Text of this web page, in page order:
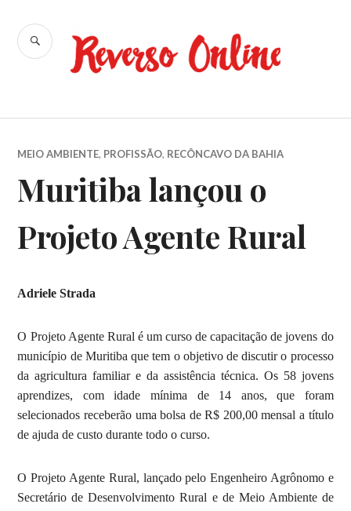
para
conteúdo
Reverso
BUSCA
MEIO AMBIENTE, PROFISSÃO, RECÔNCAVO DA BAHIA
Muritiba lançou o
Projeto Agente Rural
Adriele Strada
O Projeto Agente Rural é um curso de capacitação de jovens do
município de Muritiba que tem o objetivo de discutir o processo
da agricultura familiar e da assistência técnica. Os 58 jovens
aprendizes, com idade mínima de 14 anos, que foram
selecionados receberão uma bolsa de R$ 200,00 mensal a título
de ajuda de custo durante todo o curso.
O Projeto Agente Rural, lançado pelo Engenheiro Agrônomo e
Secretário de Desenvolvimento Rural e de Meio Ambiente de